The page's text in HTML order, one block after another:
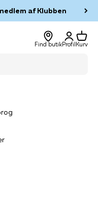
af Klubben
Find butik
Log ind
Profil
Kurv
Kurv